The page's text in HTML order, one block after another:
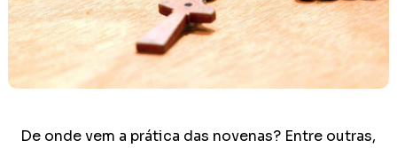
De onde vem a prática das novenas? Entre outras,